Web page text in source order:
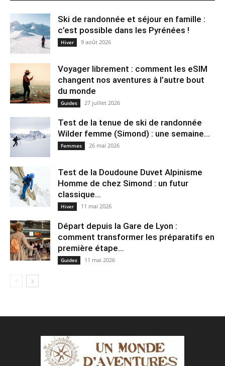
Ski de randonnée et séjour en famille :
c’est possible dans les Pyrénées !
Hiver 9 août 2026
Voyager librement : comment les eSIM
changent nos aventures à l’autre bout
du monde
Guides 27 juillet 2026
Test de la tenue de ski de randonnée
Wilder femme (Simond) : une semaine...
Femmes 26 mai 2026
Test de la Doudoune Duvet Alpinisme
Homme de chez Simond : un futur
classique...
Hiver 11 mai 2026
Départ depuis la Gare de Lyon :
comment transformer les préparatifs en
pre⁠mière étape...
Guides 11 mai 2026